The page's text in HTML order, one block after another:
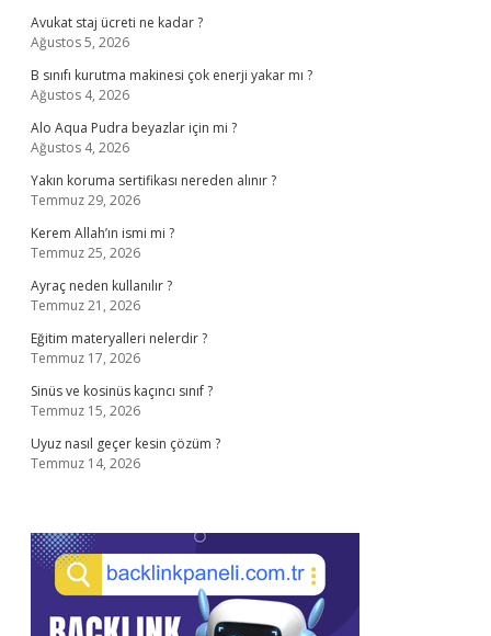
Avukat staj ücreti ne kadar ?
Ağustos 5, 2026
B sınıfı kurutma makinesi çok enerji yakar mı ?
Ağustos 4, 2026
Alo Aqua Pudra beyazlar için mi ?
Ağustos 4, 2026
Yakın koruma sertifikası nereden alınır ?
Temmuz 29, 2026
Kerem Allah’ın ismi mi ?
Temmuz 25, 2026
Ayraç neden kullanılır ?
Temmuz 21, 2026
Eğitim materyalleri nelerdir ?
Temmuz 17, 2026
Sinüs ve kosinüs kaçıncı sınıf ?
Temmuz 15, 2026
Uyuz nasıl geçer kesin çözüm ?
Temmuz 14, 2026